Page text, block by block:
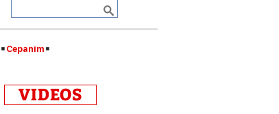
Cepanim
VIDEOS